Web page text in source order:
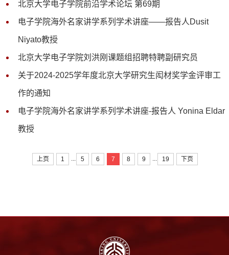
北京大学电子学院前沿学术论坛 第69期
电子学院海外名家讲学系列学术讲座——报告人Dusit
Niyato教授
北京大学电子学院刘洪刚课题组招聘特聘副研究员
关于2024-2025学年度北京大学研究生闳材奖学金评审工
作的通知
电子学院海外名家讲学系列学术讲座-报告人 Yonina Eldar
教授
上页 1 ... 5 6 7 8 9 ... 19 下页